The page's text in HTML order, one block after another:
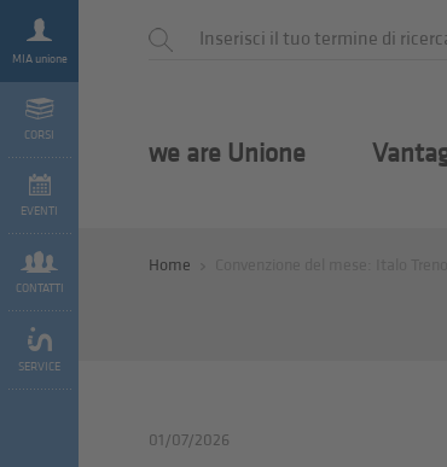
MIA unione
CORSI
EVENTI
CONTATTI
SERVICE
we are Unione
Home
01/07/2026